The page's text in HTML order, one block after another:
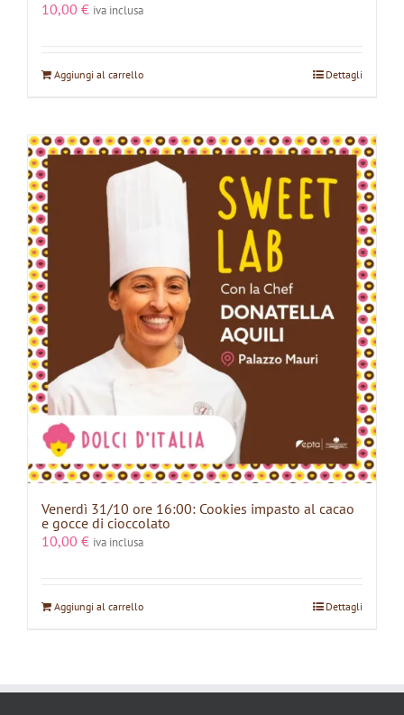
10,00 € iva inclusa
Aggiungi al carrello Dettagli
Venerdì 31/10 ore 16:00: Cookies impasto al cacao
e gocce di cioccolato
10,00 € iva inclusa
Aggiungi al carrello Dettagli